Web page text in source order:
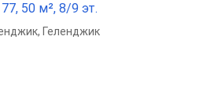
50 м², 8/9 эт.
, Геленджик